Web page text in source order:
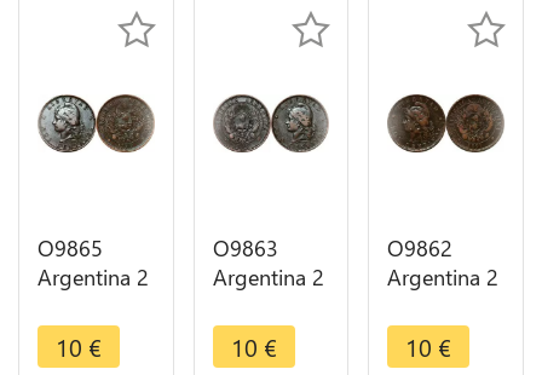
O9865
Argentina 2
Capped
Liberty
10 €
O9863
Argentina 2
Capped
Liberty
10 €
O9862
Argentina 2
Capped
Liberty
10 €